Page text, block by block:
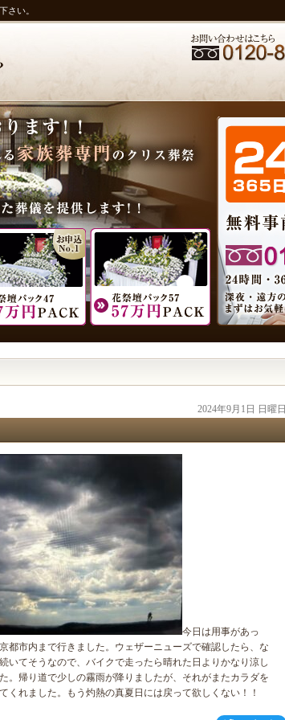
さい。
2024年9月1日 日曜日
今日は用事があっ
都市内まで行きました。ウェザーニューズで確認したら、な
いてそうなので、バイクで走ったら晴れた日よりかなり涼し
。帰り道で少しの霧雨が降りましたが、それがまたカラダを
くれました。もう灼熱の真夏日には戻って欲しくない！！